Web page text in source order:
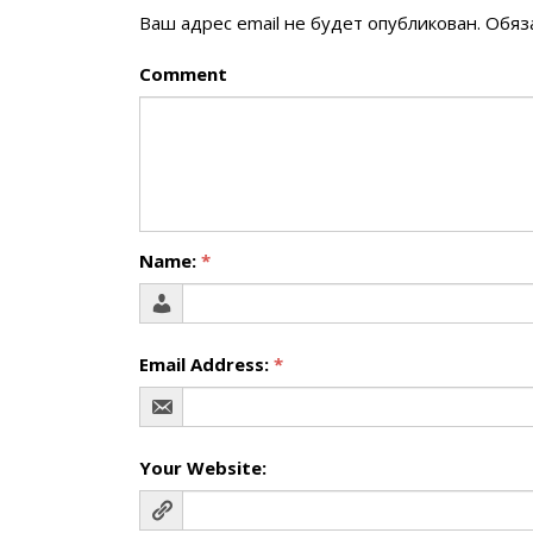
Ваш адрес email не будет опубликован.
Comment
Name: *
Email Address: *
Your Website: